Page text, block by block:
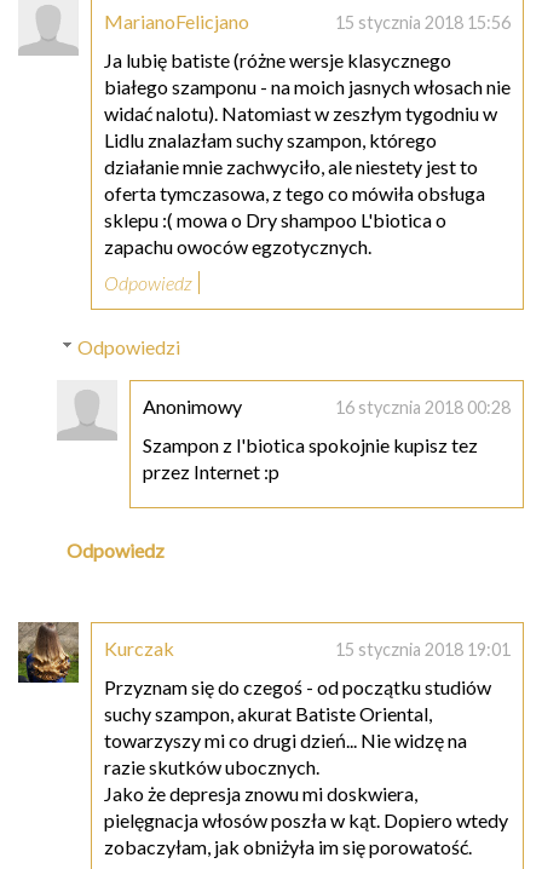
MarianoFelicjano 15 stycznia 2018 15:56
Ja lubię batiste (różne wersje klasycznego
białego szamponu - na moich jasnych włosach nie
widać nalotu). Natomiast w zeszłym tygodniu w
Lidlu znalazłam suchy szampon, którego
działanie mnie zachwyciło, ale niestety jest to
oferta tymczasowa, z tego co mówiła obsługa
sklepu :( mowa o Dry shampoo L'biotica o
zapachu owoców egzotycznych.
Odpowiedz
Odpowiedzi
Anonimowy 16 stycznia 2018 00:28
Szampon z l'biotica spokojnie kupisz tez
przez Internet :p
Odpowiedz
Kurczak 15 stycznia 2018 19:01
Przyznam się do czegoś - od początku studiów
suchy szampon, akurat Batiste Oriental,
towarzyszy mi co drugi dzień... Nie widzę na
razie skutków ubocznych.
Jako że depresja znowu mi doskwiera,
pielęgnacja włosów poszła w kąt. Dopiero wtedy
zobaczyłam, jak obniżyła im się porowatość.